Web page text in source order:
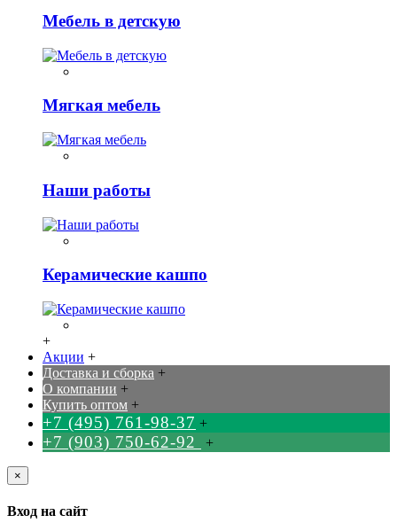
Мебель в детскую
Мягкая мебель
Наши работы
Керамические кашпо
+
Акции +
Доставка и сборка +
О компании +
Купить оптом +
+7 (495) 761-98-37 +
+7 (903) 750-62-92 +
×
Вход на сайт